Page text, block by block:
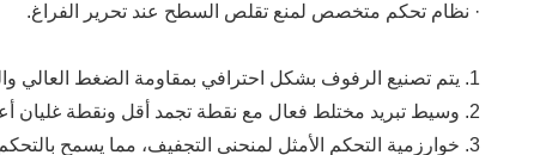
· نظام تحكم متخصص لمنع تقلص السطح عند تحرير الفراغ.
1. يتم تصنيع الرفوف بشكل احترافي بمقاومة الضغط العالي والتسطيح العالي وتوحيد درجة الحرارة الجيد.
2. وسيط تبريد مختلط فعال مع نقطة تجمد أقل ونقطة غليان أعلى، مما يضمن كفاءة عالية للتبادل الحراري.
3. خوارزمية التحكم الأمثل لمنحنى التجفيف، مما يسمح بالتحكم في معدل تسخين المنتج ومستوى الفراغ أثناء مرحلة التجفيف.